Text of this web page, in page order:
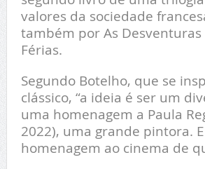
valores da sociedade
também por As Desventuras
Férias.
Segundo Botelho, que se
clássico, “a ideia é ser um
uma homenagem a Paula
2022), uma grande pintora.
homenagem ao cinema de